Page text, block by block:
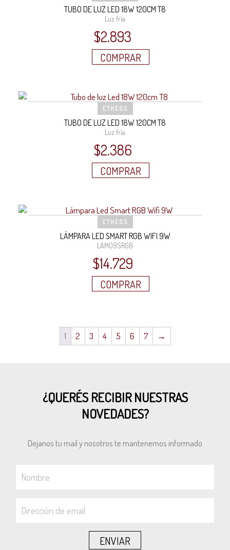
TUBO DE LUZ LED 18W 120CM T8
Luz fría
$2.893
COMPRAR
ETHEOS
TUBO DE LUZ LED 18W 120CM T8
Luz fría
$2.386
COMPRAR
ETHEOS
LÁMPARA LED SMART RGB WIFI 9W
LAM09SRGB
$14.729
COMPRAR
1 2 3 4 5 6 7 →
¿QUERÉS RECIBIR NUESTRAS
NOVEDADES?
Dejanos tu mail y nosotros te mantenemos informado